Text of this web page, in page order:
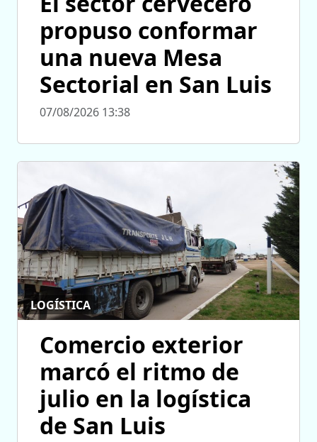
propuso conformar
una nueva Mesa
Sectorial en San Luis
07/08/2026 13:38
LOGÍSTICA
Comercio exterior
marcó el ritmo de
julio en la logística
de San Luis